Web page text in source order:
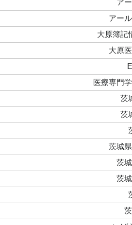
ア
アー
大原簿記
大原
医療専門
茨
茨
茨城
茨
茨